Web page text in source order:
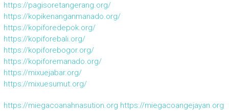
https://pagisoretangerang.org/
https://kopikenanganmanado.org/
https://kopiforedepok.org/
https://kopiforebali.org/
https://kopiforebogor.org/
https://kopiforemanado.org/
https://mixuejabar.org/
https://mixuesumut.org/
https://miegacoanahnasution.org https://miegacoangejayan.org